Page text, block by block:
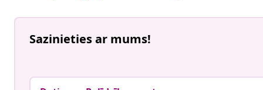
Sazinieties ar mums!